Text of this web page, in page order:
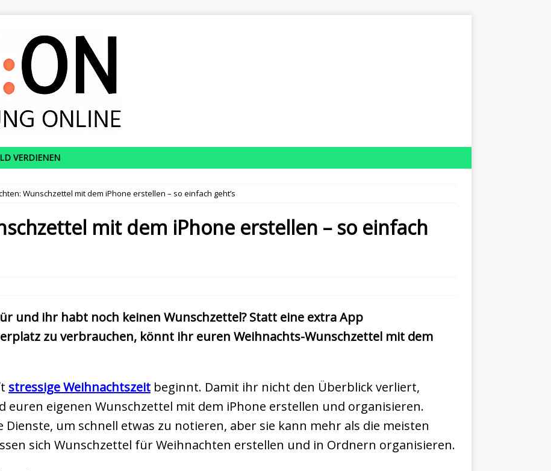
VERDIENEN
Wunschzettel mit dem iPhone erstellen – so einfach geht’s
mit dem iPhone erstellen – so einfach
und ihr habt noch keinen Wunschzettel? Statt eine extra App
zu verbrauchen, könnt ihr euren Weihnachts-Wunschzettel mit dem
stressige Weihnachtszeit beginnt. Damit ihr nicht den Überblick verliert,
euren eigenen Wunschzettel mit dem iPhone erstellen und organisieren.
um schnell etwas zu notieren, aber sie kann mehr als die meisten
sich Wunschzettel für Weihnachten erstellen und in Ordnern organisieren.